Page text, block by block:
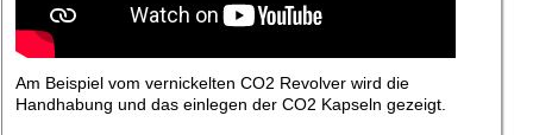
Am Beispiel vom vernickelten CO2 Revolver wird die
Handhabung und das einlegen der CO2 Kapseln gezeigt.